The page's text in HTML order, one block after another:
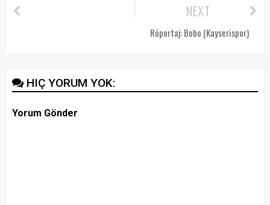
NEXT
Röportaj: Bobo (Kayserispor)
HIÇ YORUM YOK:
Yorum Gönder